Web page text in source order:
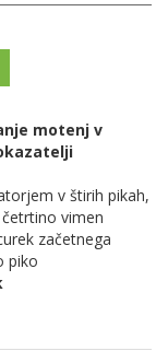
motenj v
v štirih pikah,
vimen
začetnega
piko